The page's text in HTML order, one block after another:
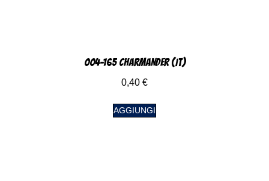
004-165 Charmander (IT)
0,40 €
AGGIUNGI